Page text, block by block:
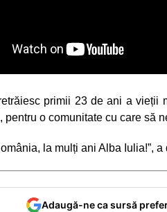
primii 23 de ani a vieții
pentru o comunitate cu care să
la mulți ani Alba Iulia!”,
Adaugă-ne ca sursă